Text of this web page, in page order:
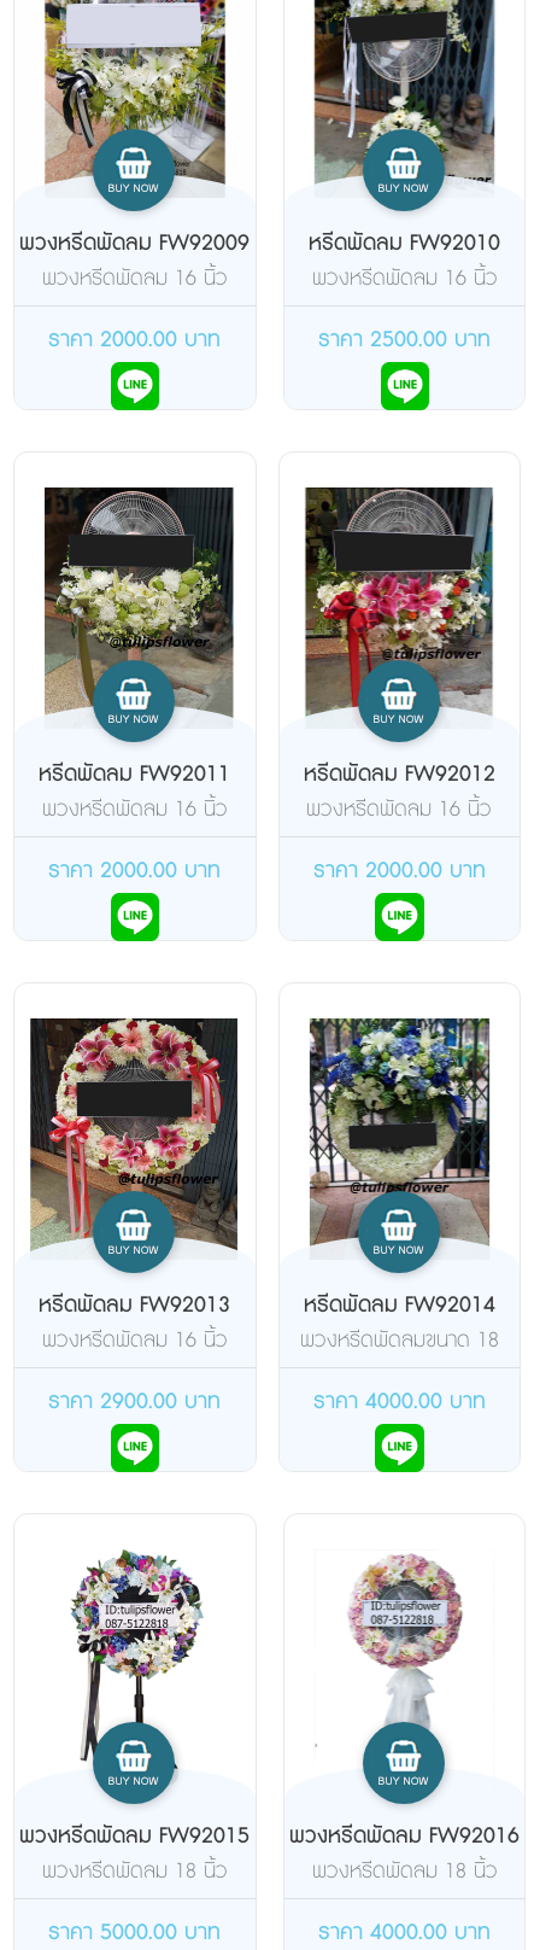
พวงหรีดพัดลม FW92009
พวงหรีดพัดลม 16 นิ้ว
แบบตั้งพื้น ยี่ห้อฮาตาริ จัด
ดอกไม้สดด้านเดียว
ราคา 2000.00 บาท
หรีดพัดลม FW92010
พวงหรีดพัดลม 16 นิ้ว
แบบตั้งพื้น ยี่ห้อฮาตาริ จัด
ดอกไม้สด 2 จุด
ราคา 2500.00 บาท
หรีดพัดลม FW92011
พวงหรีดพัดลม 16 นิ้ว
แบบตั้งพื้น ยี่ห้อฮาตาริ จัด
ดอกไม้สดด้านเดียว
ราคา 2000.00 บาท
หรีดพัดลม FW92012
พวงหรีดพัดลม 16 นิ้ว
แบบตั้งพื้น ยี่ห้อฮาตาริ จัด
ดอกไม้สดด้านเดียว
ราคา 2000.00 บาท
หรีดพัดลม FW92013
พวงหรีดพัดลม 16 นิ้ว
แบบตั้งโต๊ะ ยี่ห้อฮาตาริ จัด
ดอกไม้สดเต็มวง
ราคา 2900.00 บาท
หรีดพัดลม FW92014
พวงหรีดพัดลมขนาด 18
นิ้ว ขาคู่ จัดดอกไม้เต็มวง
โทนสีฟ้าขาว
ราคา 4000.00 บาท
พวงหรีดพัดลม FW92015
พวงหรีดพัดลม 18 นิ้ว
ขากลมใหญ่ตั้งพื้นสีดำ
ยี่ห้อฮาตาริ จัดดอกไม้
ราคา 5000.00 บาท
พวงหรีดพัดลม FW92016
พวงหรีดพัดลม 18 นิ้ว
แบบตั้งพื้นล้อเลื่อนตัวใหญ่
ยี่ห้อฮาตาริ จัดดอกไม้สด
ราคา 4000.00 บาท